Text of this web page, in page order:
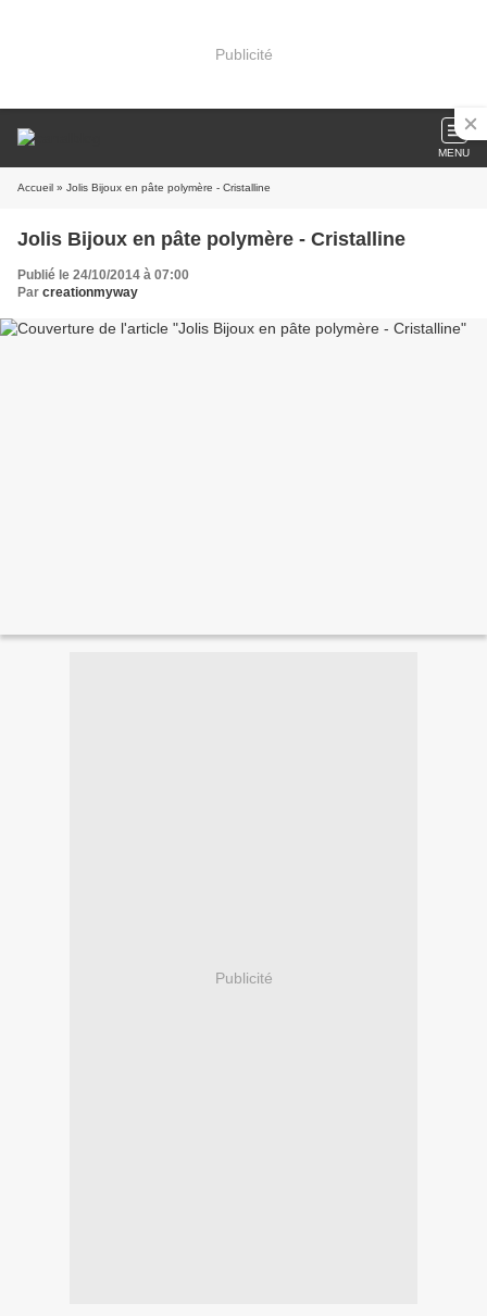
Publicité
MENU
Accueil » Jolis Bijoux en pâte polymère - Cristalline
Jolis Bijoux en pâte polymère - Cristalline
Publié le 24/10/2014 à 07:00
Par creationmyway
Publicité